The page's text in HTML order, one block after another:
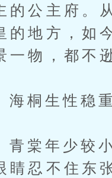
的公主府。
的地方，如
一物，都不
生性稳重，
年少较小，
睛忍不住东